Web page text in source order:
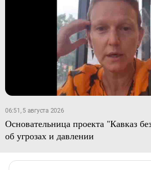
06:51, 5 августа 2026
Основательница проекта "Кавказ
об угрозах и давлении